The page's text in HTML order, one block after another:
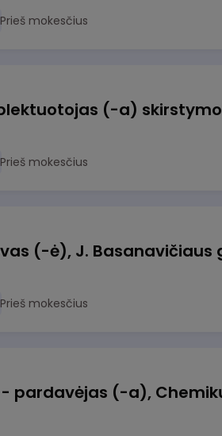
Prieš mokesčius
Prieš mokesčius
Prieš mokesčius